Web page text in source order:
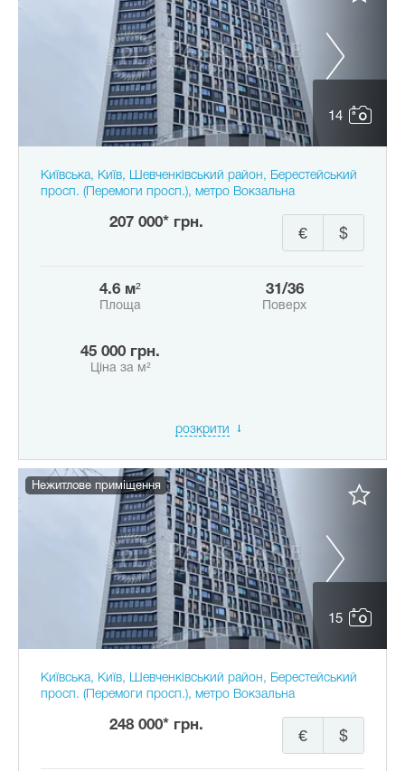
14
Київська, Київ, Шевченківський район, Берестейський
просп. (Перемоги просп.), метро Вокзальна
207 000* грн.
$
€
4.6 м²
Площа
31/36
Поверх
45 000 грн.
Ціна за м²
розкрити
15
Нежитлове приміщення
Київська, Київ, Шевченківський район, Берестейський
просп. (Перемоги просп.), метро Вокзальна
248 000* грн.
$
€